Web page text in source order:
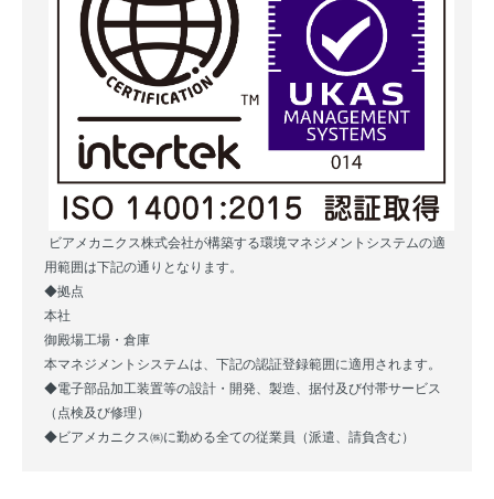
ビアメカニクス株式会社が構築する環境マネジメントシステムの適
用範囲は下記の通りとなります。
◆拠点
本社
御殿場工場・倉庫
本マネジメントシステムは、下記の認証登録範囲に適用されます。
◆電子部品加工装置等の設計・開発、製造、据付及び付帯サービス
（点検及び修理）
◆ビアメカニクス㈱に勤める全ての従業員（派遣、請負含む）